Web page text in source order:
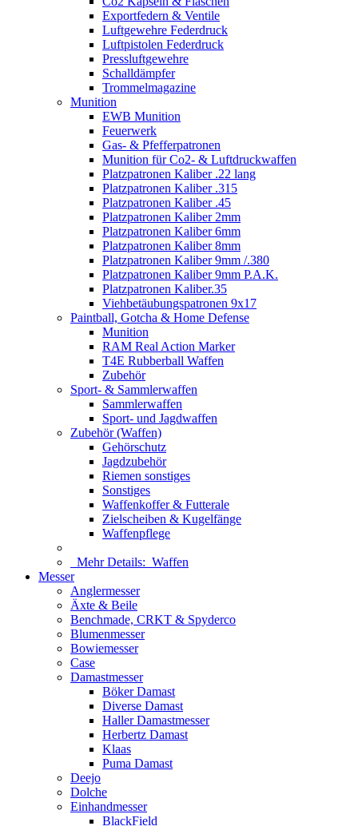
Exportfedern & Ventile
Luftgewehre Federdruck
Luftpistolen Federdruck
Pressluftgewehre
Schalldämpfer
Trommelmagazine
Munition
EWB Munition
Feuerwerk
Gas- & Pfefferpatronen
Munition für Co2- & Luftdruckwaffen
Platzpatronen Kaliber .22 lang
Platzpatronen Kaliber .315
Platzpatronen Kaliber .45
Platzpatronen Kaliber 2mm
Platzpatronen Kaliber 6mm
Platzpatronen Kaliber 8mm
Platzpatronen Kaliber 9mm /.380
Platzpatronen Kaliber 9mm P.A.K.
Platzpatronen Kaliber.35
Viehbetäubungspatronen 9x17
Paintball, Gotcha & Home Defense
Munition
RAM Real Action Marker
T4E Rubberball Waffen
Zubehör
Sport- & Sammlerwaffen
Sammlerwaffen
Sport- und Jagdwaffen
Zubehör (Waffen)
Gehörschutz
Jagdzubehör
Riemen sonstiges
Sonstiges
Waffenkoffer & Futterale
Zielscheiben & Kugelfänge
Waffenpflege
Mehr Details: Waffen
Messer
Anglermesser
Äxte & Beile
Benchmade, CRKT & Spyderco
Blumenmesser
Bowiemesser
Case
Damastmesser
Böker Damast
Diverse Damast
Haller Damastmesser
Herbertz Damast
Klaas
Puma Damast
Deejo
Dolche
Einhandmesser
BlackField